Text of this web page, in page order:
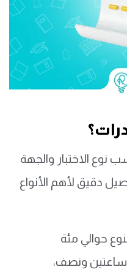
نوع الاختبار والجهة
دقيق لأهم الأنواع
حوالي مئة
ونصف،